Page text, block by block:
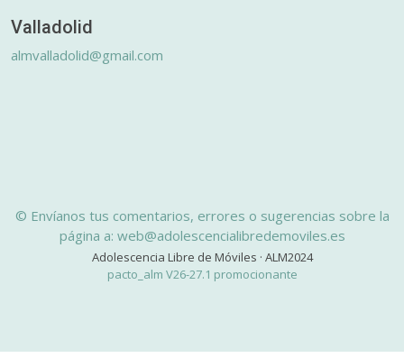
Valladolid
almvalladolid@gmail.com
© Envíanos tus comentarios, errores o sugerencias sobre la
página a: web@adolescencialibredemoviles.es
Adolescencia Libre de Móviles · ALM2024
pacto_alm V26-27.1 promocionante